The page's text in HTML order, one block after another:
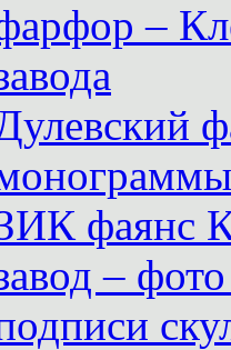
–
фаянс
–